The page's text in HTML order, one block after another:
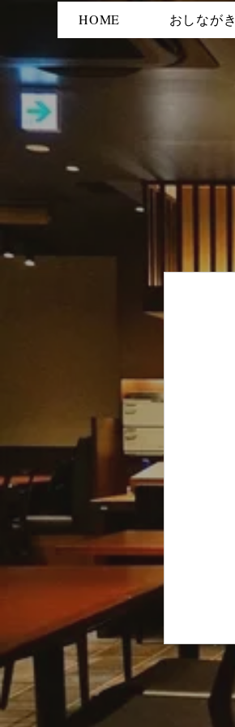
HOME おしながき